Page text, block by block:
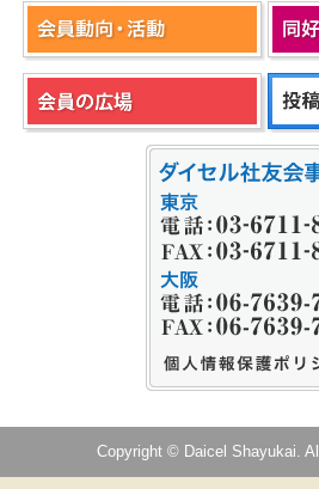
Copyright © Daicel Shayukai.